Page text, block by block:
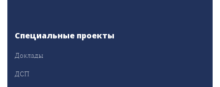
Специальные проекты
Доклады
ДСП